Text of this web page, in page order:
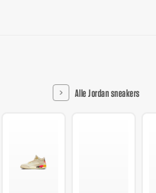
Alle Jordan sneakers